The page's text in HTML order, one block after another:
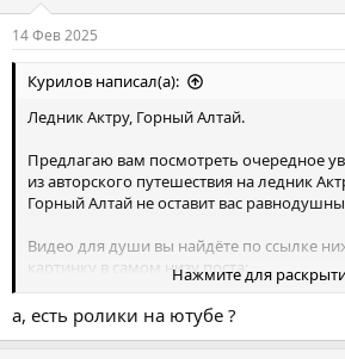
14 Фев 2025
Курилов написал(а):
Ледник Актру, Горный Алтай.
Предлагаю вам посмотреть очередное
из авторского путешествия на ледник
Горный Алтай не оставит вас
Видео для души вы найдёте по ссылке
картинку в самом низу поста:
https://dzen.ru/video/watch/
Твой мир приключений +7 905 989 9172
Нажмите для
а, есть ролики на ютубе ?